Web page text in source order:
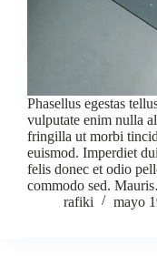
Phasellus egestas
vulputate enim nulla
fringilla ut morbi
euismod. Imperdiet
felis donec et odio
commodo sed.
rafiki
mayo